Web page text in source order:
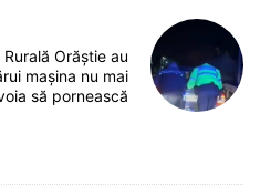
Orăștie au
mașina nu mai
să pornească